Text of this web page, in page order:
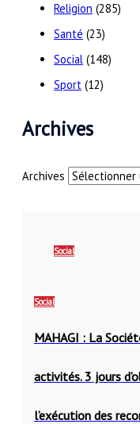
Religion (285)
Santé (23)
Social (148)
Sport (12)
Archives
Archives
Social
Social
MAHAGI : La
activités. 3 jours
l’exécution des